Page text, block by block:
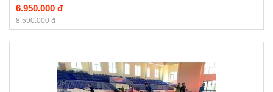
6.950.000 đ
8.590.000 đ